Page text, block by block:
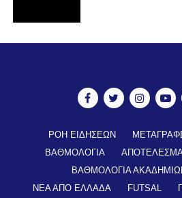
ΡΟΗ ΕΙΔΗΣΕΩΝ
ΒΑΘΜΟΛΟΓΙΑ
ΒΑΘΜΟΛΟΓΙΑ
ΝΕΑ ΑΠΟ ΕΛΛΑΔΑ
FUTSAL